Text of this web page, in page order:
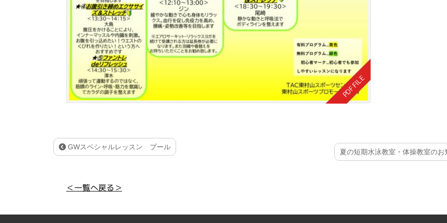
GWスペシャルレッスン プール
夏の短期水泳教室・体操教室の
＜一覧へ戻る＞